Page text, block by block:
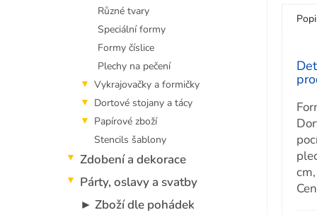
Různé tvary
Speciální formy
Formy číslice
Plechy na pečení
Vykrajovačky a formičky
Dortové stojany a tácy
Papírové zboží
Stencils šablony
Zdobení a dekorace
Párty, oslavy a svatby
► Zboží dle pohádek